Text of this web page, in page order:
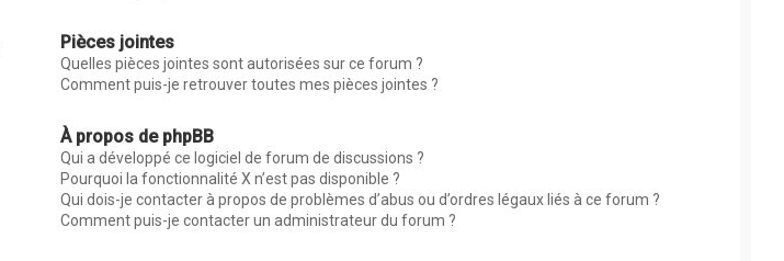
Pièces jointes
Quelles pièces jointes sont autorisées sur ce forum ?
Comment puis-je retrouver toutes mes pièces jointes ?
À propos de phpBB
Qui a développé ce logiciel de forum de discussions ?
Pourquoi la fonctionnalité X n’est pas disponible ?
Qui dois-je contacter à propos de problèmes d’abus ou d’ordres légaux liés à ce forum ?
Comment puis-je contacter un administrateur du forum ?